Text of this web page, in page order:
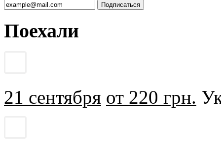
Поехали
21 сентября от 220 грн.